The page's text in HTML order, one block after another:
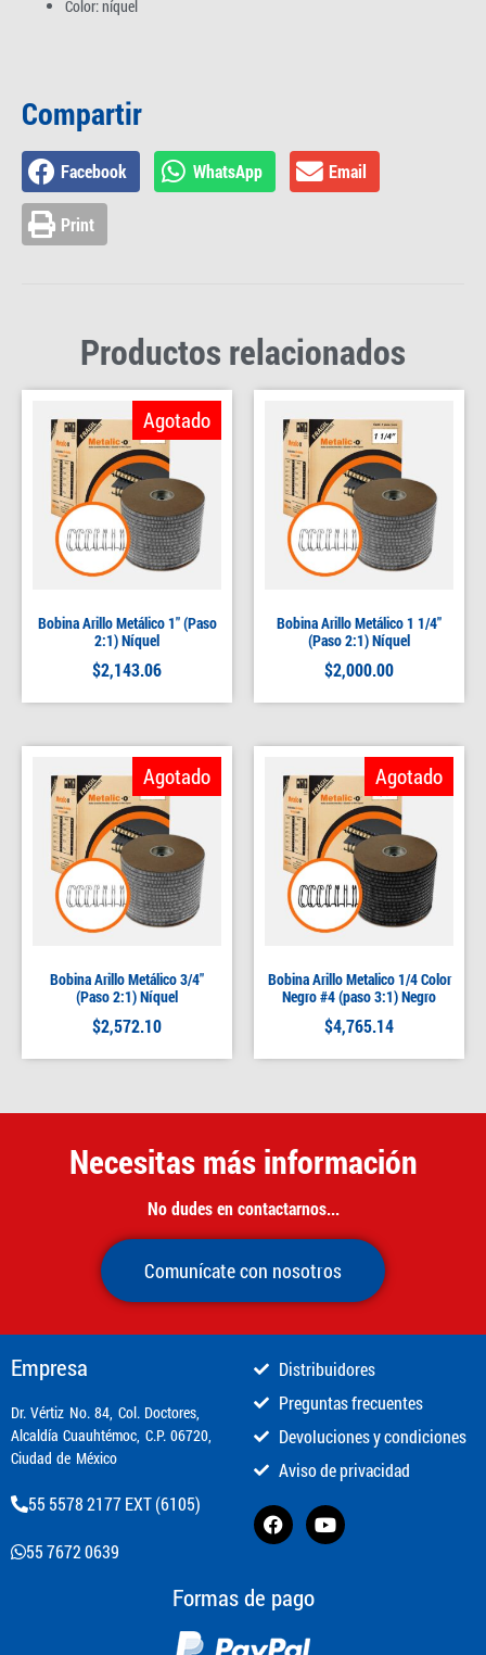
Color: níquel
Compartir
Facebook WhatsApp Email
Print
Productos relacionados
Bobina Arillo Metálico 1″ (Paso
2:1) Níquel
$2,143.06
Agotado
Bobina Arillo Metálico 1 1/4″
(Paso 2:1) Níquel
$2,000.00
Bobina Arillo Metálico 3/4″
(Paso 2:1) Níquel
$2,572.10
Agotado
Bobina Arillo Metalico 1/4 Color
Negro #4 (paso 3:1) Negro
$4,765.14
Agotado
Necesitas más información
No dudes en contactarnos...
Comunícate con nosotros
Empresa
​Dr. Vértiz No. 84, Col. Doctores,
Alcaldía Cuauhtémoc, C.P. 06720,
Ciudad de México
55 5578 2177 EXT (6105)
55 7672 0639
Distribuidores
Preguntas frecuentes
Devoluciones y condiciones
Aviso de privacidad
Formas de pago